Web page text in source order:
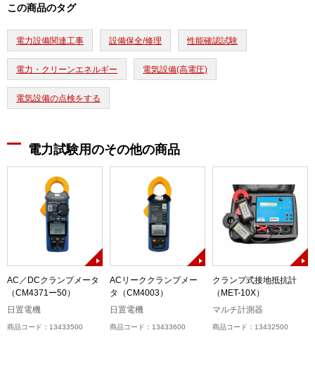
この商品のタグ
電力設備関連工事 設備保全/修理 性能確認試験
電力・クリーンエネルギー 電気設備(高電圧)
電気設備の点検をする
電力試験用のその他の商品
AC／DCクランプメータ
（CM4371ー50）
日置電機
商品コード：13433500
ACリーククランプメー
タ（CM4003）
日置電機
商品コード：13433600
クランプ式接地抵抗計
（MET-10X）
マルチ計測器
商品コード：13432500